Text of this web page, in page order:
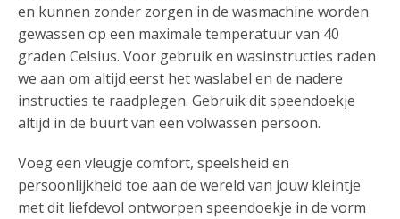
en kunnen zonder zorgen in de wasmachine worden
gewassen op een maximale temperatuur van 40
graden Celsius. Voor gebruik en wasinstructies raden
we aan om altijd eerst het waslabel en de nadere
instructies te raadplegen. Gebruik dit speendoekje
altijd in de buurt van een volwassen persoon.
Voeg een vleugje comfort, speelsheid en
persoonlijkheid toe aan de wereld van jouw kleintje
met dit liefdevol ontworpen speendoekje in de vorm